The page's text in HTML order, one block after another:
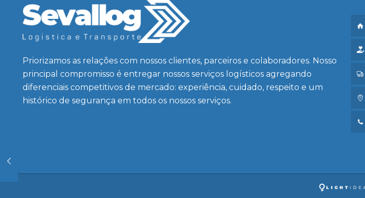
Priorizamos as relações com nossos clientes, parceiros e colaboradores. Nosso
principal compromisso é entregar nossos serviços logísticos agregando
diferenciais competitivos de mercado: experiência, cuidado, respeito e um
histórico de segurança em todos os nossos serviços.